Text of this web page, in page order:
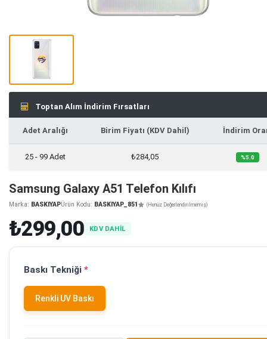
Toptan Alım İndirim Fırsatları
Adet Aralığı Birim Fiyatı (KDV Dahil) İndirim
25 - 99 Adet ₺284,05 %5.0
Samsung Galaxy A51 Telefon Kılıfı
Marka: BASKIYAPÜrün Kodu: BASKIYAP_851 (Henüz Değerlendirilmemiş)
₺299,00 KDV DAHİL
Baskı Tekniği *
Renkli UV Baskı